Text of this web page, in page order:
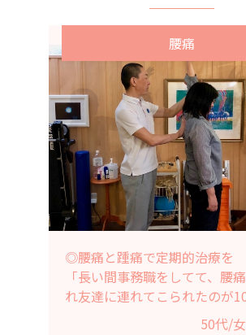
◎腰痛と踵痛で定期的治療を
「長い間事務職をしてて、腰
れ友達に連れてこられたのが
す。おかげさまで今では腰痛
50代/
腰痛